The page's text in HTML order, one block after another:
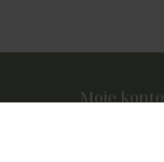
Moje konto